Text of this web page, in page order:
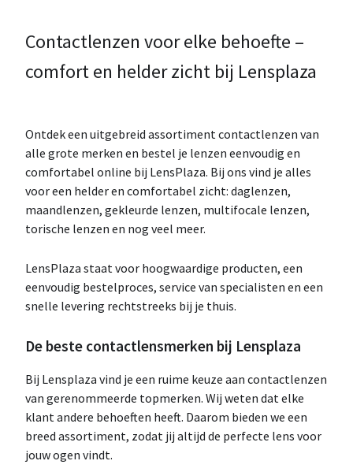
Contactlenzen voor elke behoefte –
comfort en helder zicht bij Lensplaza
Ontdek een uitgebreid assortiment contactlenzen van
alle grote merken en bestel je lenzen eenvoudig en
comfortabel online bij LensPlaza. Bij ons vind je alles
voor een helder en comfortabel zicht: daglenzen,
maandlenzen, gekleurde lenzen, multifocale lenzen,
torische lenzen en nog veel meer.
LensPlaza staat voor hoogwaardige producten, een
eenvoudig bestelproces, service van specialisten en een
snelle levering rechtstreeks bij je thuis.
De beste contactlensmerken bij Lensplaza
Bij Lensplaza vind je een ruime keuze aan contactlenzen
van gerenommeerde topmerken. Wij weten dat elke
klant andere behoeften heeft. Daarom bieden we een
breed assortiment, zodat jij altijd de perfecte lens voor
jouw ogen vindt.